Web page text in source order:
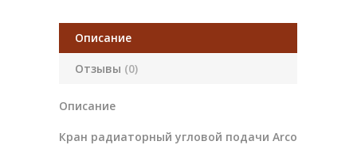
Описание
Отзывы (0)
Описание
Кран радиаторный угловой подачи Arco